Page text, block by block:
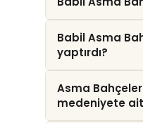
Babil Asma
yaptırdı?
Asma
medeniyete